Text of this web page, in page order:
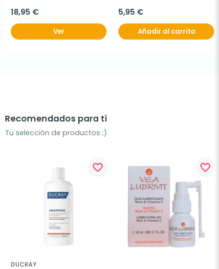
18,95 €
Ver
5,95 €
Añadir al carrito
Recomendados para ti
Tu selección de productos ;)
favorite_border
DUCRAY
favorite_border